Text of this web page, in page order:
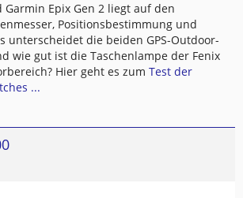
Garmin Epix Gen 2 liegt auf den
Positionsbestimmung und
unterscheidet die beiden GPS-Outdoor-
wie gut ist die Taschenlampe der Fenix
Hier geht es zum Test der
...